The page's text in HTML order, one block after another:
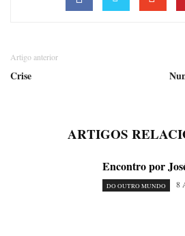
Artigo anterior
Crise
ARTIGOS
Encontro por
DO OUTRO MUNDO 8